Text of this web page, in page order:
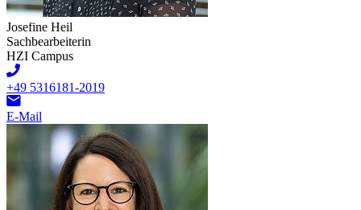
Josefine Heil
Sachbearbeiterin
HZI Campus
+49 5316181-2019
E-Mail